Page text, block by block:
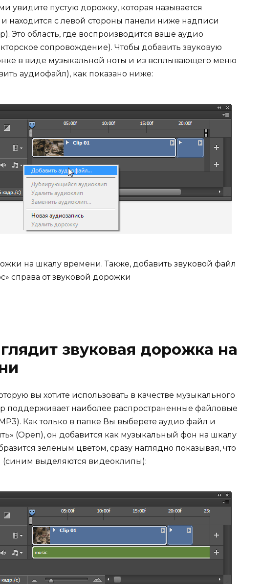
увидите пустую дорожку, которая называется
находится с левой стороны панели ниже надписи
Это область, где воспроизводится ваше аудио
сопровождение). Чтобы добавить звуковую
в виде музыкальной ноты и из всплывающего меню
аудиофайл), как показано ниже:
на шкалу времени. Также, добавить звуковой файл
справа от звуковой дорожки
звуковая дорожка на
вы хотите использовать в качестве музыкального
поддерживает наиболее распространенные файловые
Как только в папке Вы выберете аудио файл и
(Open), он добавится как музыкальный фон на шкалу
зеленым цветом, сразу наглядно показывая, что
(синим выделяются видеоклипы):